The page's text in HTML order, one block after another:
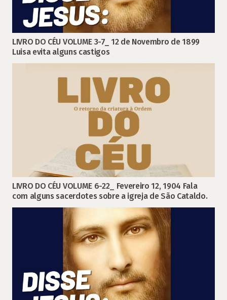
LIVRO DO CÉU VOLUME 3-7_ 12 de Novembro de 1899
Luisa evita alguns castigos
LIVRO DO CÉU VOLUME 6-22_ Fevereiro 12, 1904 Fala
com alguns sacerdotes sobre a igreja de São Cataldo.